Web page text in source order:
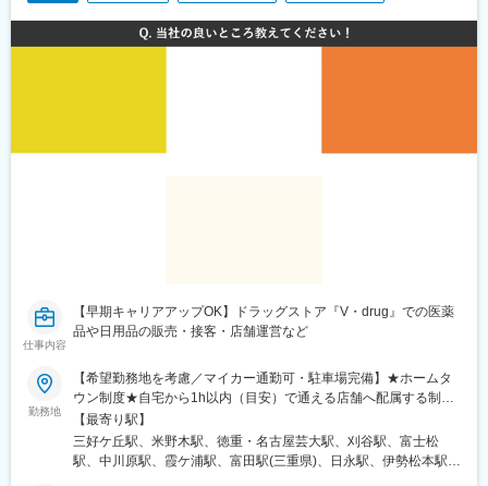
仕事内容
【早期キャリアアップOK】ドラッグストア『V・drug』での医薬
品や日用品の販売・接客・店舗運営など
勤務地
【希望勤務地を考慮／マイカー通勤可・駐車場完備】★ホームタ
ウン制度★自宅から1h以内（目安）で通える店舗へ配属する制度
です！＼以下いずれかの店舗に配属／■愛知県名古屋市、北名古屋
市、清須市、春日井市、豊田市、瀬戸市、尾張旭市、みよし市、
日進市、豊明市、知多郡、知多市、東海市、刈谷市、高浜市、半
【最寄り駅】
三好ケ丘駅、米野木駅、徳重・名古屋芸大駅、刈谷駅、富士松
駅、中川原駅、霞ケ浦駅、富田駅(三重県)、日永駅、伊勢松本駅、